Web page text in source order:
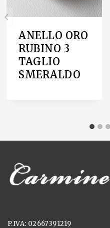
ANELLO ORO
RUBINO 3
TAGLIO
SMERALDO
P.IVA: 02667391219